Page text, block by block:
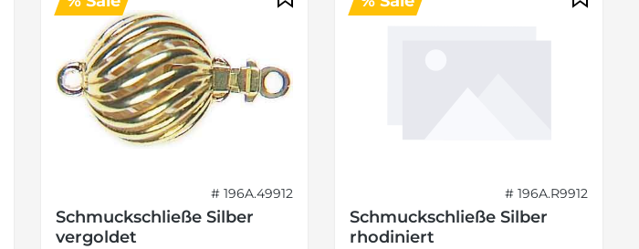
# 196A.49912
Schmuckschließe Silber
vergoldet
# 196A.R9912
Schmuckschließe Silber
rhodiniert